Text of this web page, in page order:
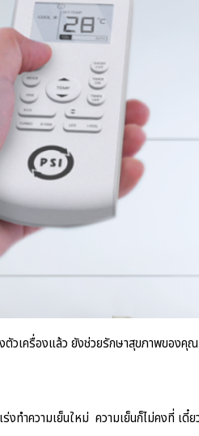
วเครื่องแล้ว ยังช่วยรักษาสุขภาพของ
ทำความเย็นใหม่ ความเย็นก็ไม่คงที่ เ